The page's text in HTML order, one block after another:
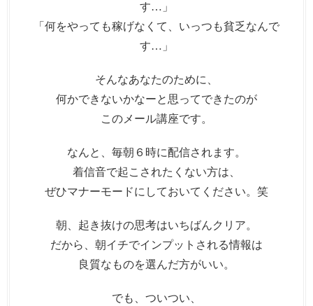
す…」
「何をやっても稼げなくて、いっつも貧乏なんで
す…」
そんなあなたのために、
何かできないかなーと思ってできたのが
このメール講座です。
なんと、毎朝６時に配信されます。
着信音で起こされたくない方は、
ぜひマナーモードにしておいてください。笑
朝、起き抜けの思考はいちばんクリア。
だから、朝イチでインプットされる情報は
良質なものを選んだ方がいい。
でも、ついつい、